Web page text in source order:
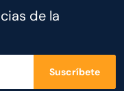
de la
Suscríbete